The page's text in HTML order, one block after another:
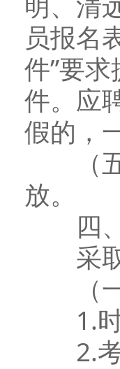
员报名
件”要
件。应
假的，
（五
放。
四、
采取
（一
1.时
2.考